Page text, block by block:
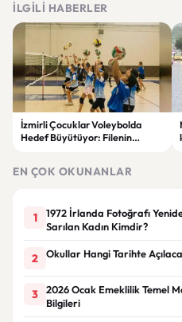
İLGILI HABERLER
İzmirli Çocuklar Voleybolda
Hedef Büyütüyor: Filenin
EN ÇOK OKUNANLAR
1
1972 İrlanda Fotoğrafı
Sarılan Kadın Kimdir?
2 Okullar Hangi Tarihte
3
2026 Ocak Emeklilik Temel
Bilgileri